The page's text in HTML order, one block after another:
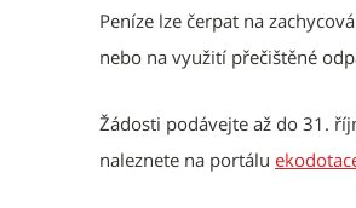
Peníze lze čerpat na
nebo na využití přečištěné
Žádosti podávejte až do 31.
naleznete na portálu